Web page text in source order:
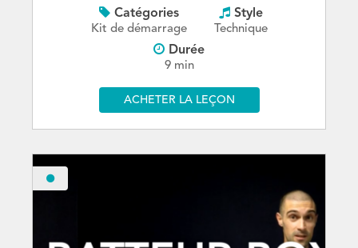
Catégories
Kit de démarrage
Style
Technique
Durée
9 min
ACHETER LA LEÇON